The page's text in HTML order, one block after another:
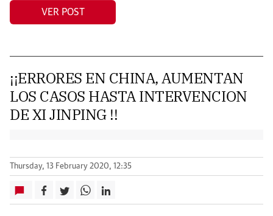
VER POST
¡¡ERRORES EN CHINA, AUMENTAN
LOS CASOS HASTA INTERVENCION
DE XI JINPING !!
Thursday, 13 February 2020, 12:35